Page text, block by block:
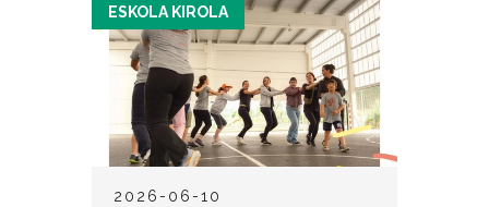
2026-06-10
ESKOLA KIROLA